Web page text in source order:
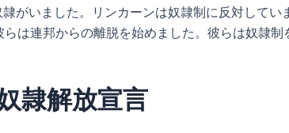
がいました。リンカーンは奴隷制に反対して
は連邦からの離脱を始めました。彼らは奴隷
隷解放宣言